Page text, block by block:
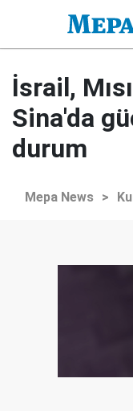
İsrail,
Sina'da
durum
Mepa News >